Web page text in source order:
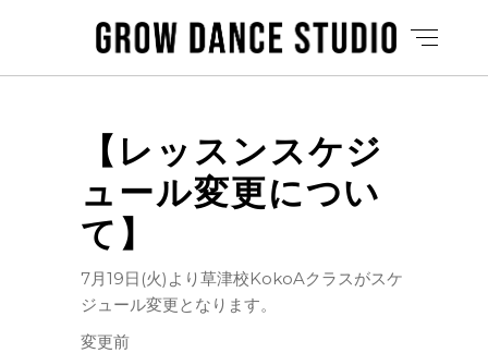
【レッスンスケジ
ュール変更につい
て】
7月19日(火)より草津校KokoAクラスがスケ
ジュール変更となります。
変更前